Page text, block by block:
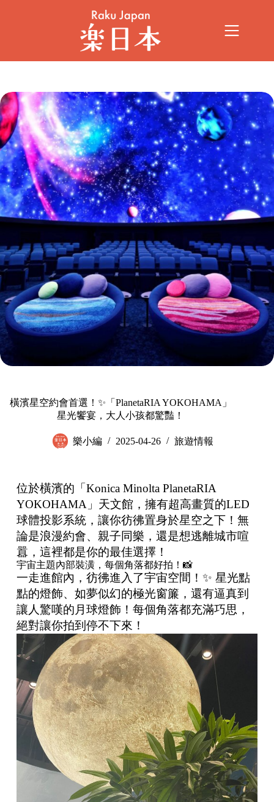
橫濱星空約會首選！✨「PlanetaRIA YOKOHAMA」
星光饗宴，大人小孩都驚豔！
樂小編 2025-04-26 旅遊情報
位於橫濱的「Konica Minolta PlanetaRIA
YOKOHAMA」天文館，擁有超高畫質的LED
球體投影系統，讓你彷彿置身於星空之下！無
論是浪漫約會、親子同樂，還是想逃離城市喧
囂，這裡都是你的最佳選擇！
宇宙主題內部裝潢，每個角落都好拍！📸
一走進館內，彷彿進入了宇宙空間！✨ 星光點
點的燈飾、如夢似幻的極光窗簾，還有逼真到
讓人驚嘆的月球燈飾！每個角落都充滿巧思，
絕對讓你拍到停不下來！